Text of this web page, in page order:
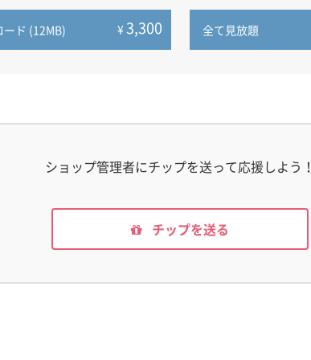
ード (12MB) ¥3,300 全て見放題
ショップ管理者にチップを送って応援しよう！
チップを送る